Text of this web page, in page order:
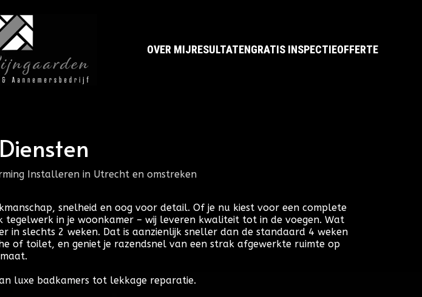
OVER MIJRESULTATENGRATIS INSPECTIEOFFERTE
Installeren in Utrecht en omstreken
snelheid en oog voor detail. Of je nu kiest voor een complete
in je woonkamer – wij leveren kwaliteit tot in de voegen. Wat
in slechts 2 weken. Dat is aanzienlijk sneller dan de standaard 4 weken
of toilet, en geniet je razendsnel van een strak afgewerkte ruimte op
maat.
luxe badkamers tot lekkage reparatie.